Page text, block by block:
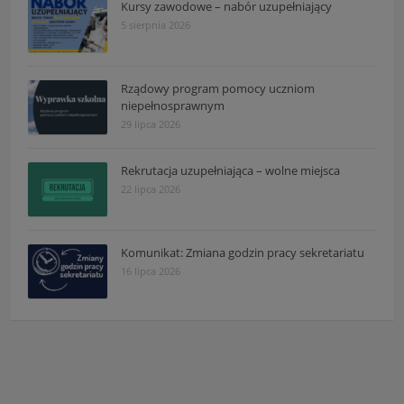
Kursy zawodowe – nabór uzupełniający
5 sierpnia 2026
Rządowy program pomocy uczniom
niepełnosprawnym
29 lipca 2026
Rekrutacja uzupełniająca – wolne miejsca
22 lipca 2026
Komunikat: Zmiana godzin pracy sekretariatu
16 lipca 2026